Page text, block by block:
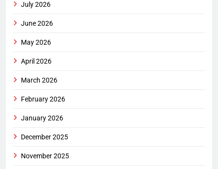
July 2026
June 2026
May 2026
April 2026
March 2026
February 2026
January 2026
December 2025
November 2025